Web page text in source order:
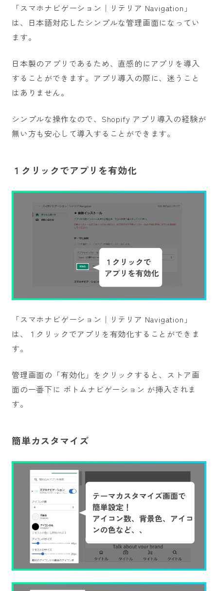
「スマホナビゲーション｜リテリア Navigation」
は、日本語対応したシンプルな管理画面になってい
ます。
日本製のアプリであるため、直感的にアプリを導入
することができます。アプリ導入の際に、迷うこと
はありません。
シンプルな操作なので、Shopify アプリ導入の経験が
無い方も安心して導入することができます。
１クリックでアプリを有効化
「スマホナビゲーション｜リテリア Navigation」
は、１クリックでアプリを有効化することができま
す。
管理画面の「有効化」をクリックすると、ストア画
面の一番下に ボトムナビゲーション が挿入されま
す。
簡単カスタマイズ